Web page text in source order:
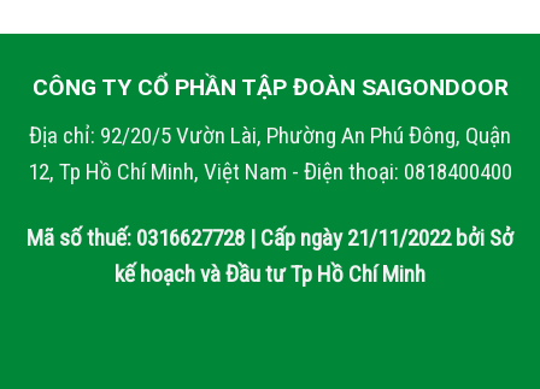
CÔNG TY CỔ PHẦN TẬP ĐOÀN SAIGONDOOR
Địa chỉ: 92/20/5 Vườn Lài, Phường An Phú Đông, Quận
12, Tp Hồ Chí Minh, Việt Nam - Điện thoại: 0818400400
Mã số thuế: 0316627728 | Cấp ngày 21/11/2022 bởi Sở
kế hoạch và Đầu tư Tp Hồ Chí Minh